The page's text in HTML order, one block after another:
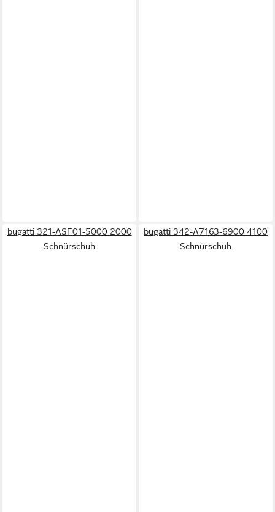
bugatti 321-ASF01-5000 2000
Schnürschuh
bugatti 342-A7163-6900 4100
Schnürschuh